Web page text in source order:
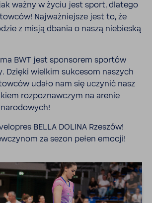
ważny w życiu jest sport, dlatego
Najważ­niejsze jest to, że
z misją dbania o naszą niebieską
BWT jest spon­sorem sportów
Dzięki wielkim sukcesom naszych
udało nam się uczynić nasz
rozpo­znaw­czym na arenie
BELLA DOLINA Rzeszów!
za sezon pełen emocji!